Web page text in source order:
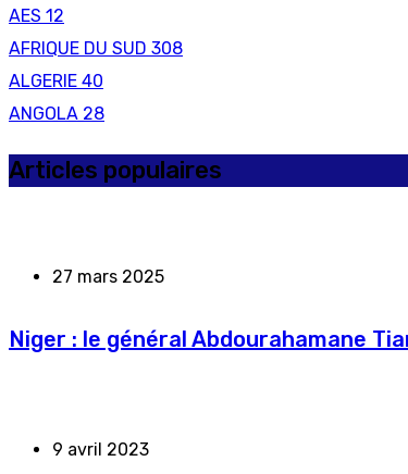
AES 12
AFRIQUE DU SUD 308
ALGERIE 40
ANGOLA 28
Articles populaires
27 mars 2025
Niger : le général Abdourahamane
9 avril 2023